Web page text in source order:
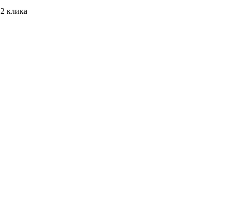
клика